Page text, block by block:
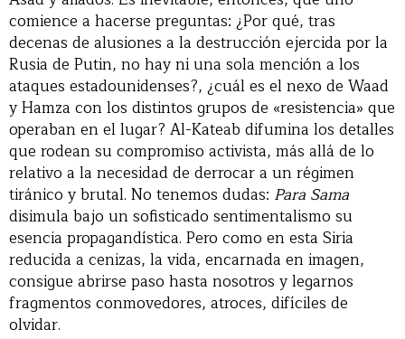
comience a hacerse preguntas: ¿Por qué, tras
decenas de alusiones a la destrucción ejercida por la
Rusia de Putin, no hay ni una sola mención a los
ataques estadounidenses?, ¿cuál es el nexo de Waad
y Hamza con los distintos grupos de «resistencia» que
operaban en el lugar? Al-Kateab difumina los detalles
que rodean su compromiso activista, más allá de lo
relativo a la necesidad de derrocar a un régimen
tiránico y brutal. No tenemos dudas: Para Sama
disimula bajo un sofisticado sentimentalismo su
esencia propagandística. Pero como en esta Siria
reducida a cenizas, la vida, encarnada en imagen,
consigue abrirse paso hasta nosotros y legarnos
fragmentos conmovedores, atroces, difíciles de
olvidar.